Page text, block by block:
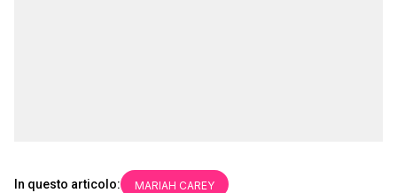
In questo articolo: MARIAH CAREY